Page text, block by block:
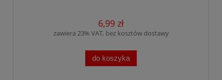
6,99 zł
zawiera 23% VAT, bez kosztów dostawy
do koszyka